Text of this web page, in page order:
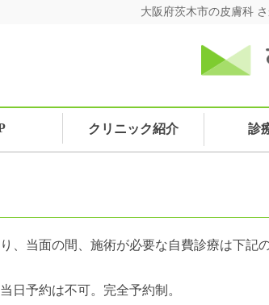
大阪府茨木市の皮膚科
クリニック紹介 診
、当面の間、施術が必要な自費診療は下記
日予約は不可。完全予約制。